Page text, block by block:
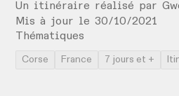
Un itinéraire réalisé par
Mis à jour le 30/10/2021
Thématiques
Corse France 7 jours et +